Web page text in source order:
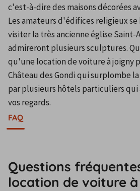
c'est-à-dire des maisons décorées
Les amateurs d'édifices religieux
visiter la très ancienne église Saint-
admireront plusieurs sculptures.
qu'une location de voiture à joigny
Château des Gondi qui surplombe
par plusieurs hôtels particuliers
vos regards.
FAQ
Questions
location de voiture